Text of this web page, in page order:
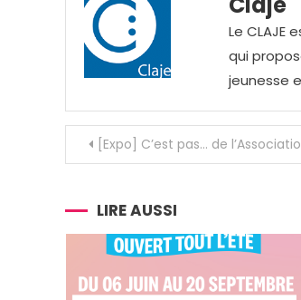
Le CLAJE
qui
jeunesse
Navigation
de
l’article
[Expo] C’est pas… de
LIRE AUSSI